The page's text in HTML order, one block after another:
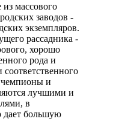
массового
заводов -
экземпляров.
рассадника -
хорошо
рода и
и
лучшими и
в
дает большую